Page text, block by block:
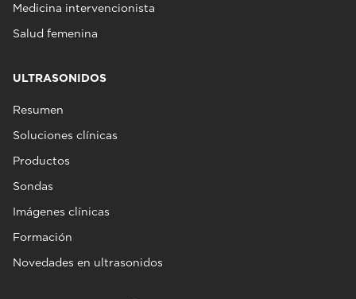
Medicina intervencionista
Salud femenina
ULTRASONIDOS
Resumen
Soluciones clínicas
Productos
Sondas
Imágenes clínicas
Formación
Novedades en ultrasonidos